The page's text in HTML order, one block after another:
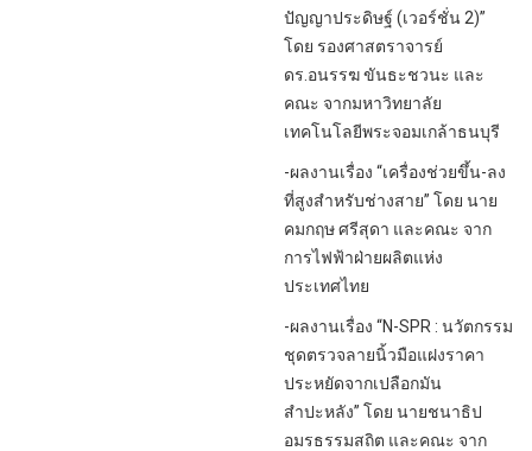
ปัญญาประดิษฐ์ (เวอร์ชั่น 2)”
โดย รองศาสตราจารย์
ดร.อนรรฆ ขันธะชวนะ และ
คณะ จากมหาวิทยาลัย
เทคโนโลยีพระจอมเกล้าธนบุรี
-ผลงานเรื่อง “เครื่องช่วยขึ้น-ลง
ที่สูงสำหรับช่างสาย” โดย นาย
คมกฤษ ศรีสุดา และคณะ จาก
การไฟฟ้าฝ่ายผลิตแห่ง
ประเทศไทย
-ผลงานเรื่อง “N-SPR : นวัตกรรม
ชุดตรวจลายนิ้วมือแฝงราคา
ประหยัดจากเปลือกมัน
สำปะหลัง” โดย นายชนาธิป
อมรธรรมสถิต และคณะ จาก